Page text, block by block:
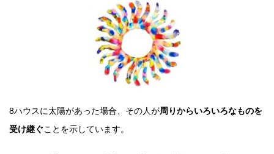
8ハウスに太陽があった場合、その人が周りからいろいろなものを
受け継ぐことを示しています。